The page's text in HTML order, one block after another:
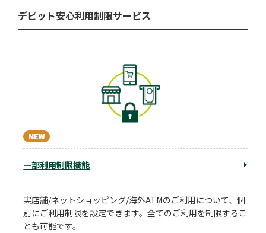
デビット安心利用制限サービス
一部利用制限機能
実店舗/ネットショッピング/海外ATMのご利用について、個
別にご利用制限を設定できます。全てのご利用を制限するこ
とも可能です。